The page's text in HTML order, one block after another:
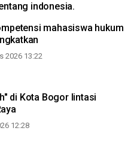
indonesia.
mahasiswa hukum
2026 13:22
di Kota Bogor lintasi
12:28